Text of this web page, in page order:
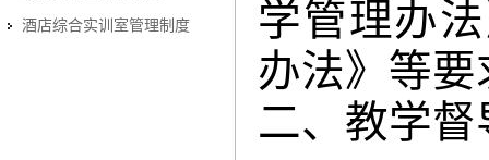
酒店综合实训室管理制度
学管理办
办法》等
二、教学督